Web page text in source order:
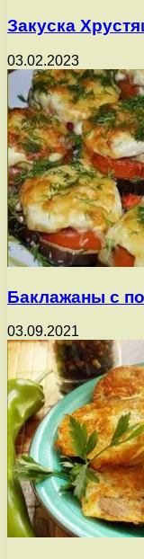
Закуска
03.02.2023
Баклажаны с
03.09.2021